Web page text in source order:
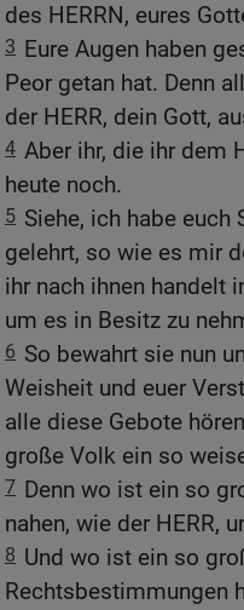
des HERRN, eures
3 Eure Augen haben
Peor getan hat. Denn
der HERR, dein Gott,
4 Aber ihr, die ihr dem
heute noch.
5 Siehe, ich habe euch
gelehrt, so wie es mir
ihr nach ihnen handelt
um es in Besitz zu
6 So bewahrt sie nun
Weisheit und euer
alle diese Gebote
große Volk ein so
7 Denn wo ist ein so
nahen, wie der HERR,
8 Und wo ist ein so
Rechtsbestimmungen